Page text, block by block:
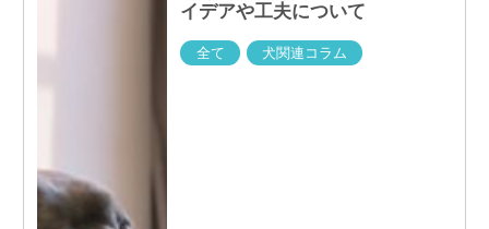
イデアや工夫について
全て 犬関連コラム